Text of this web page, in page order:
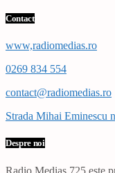
Contact
www,radiomedias.ro
0269 834 554
contact@radiomedias.ro
Strada Mihai Eminescu
Despre noi
Radio Mediaș 725 este